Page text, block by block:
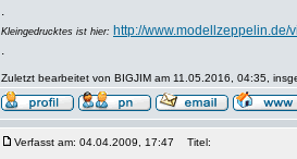
.
Kleingedrucktes ist hier: http://
.
Zuletzt bearbeitet von BIGJIM am 11.05.2016, 04:35,
Verfasst am: 04.04.2009, 17:47 Titel: